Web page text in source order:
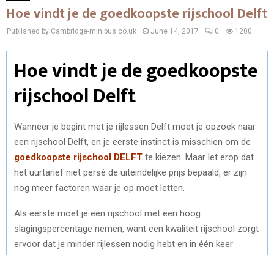
Hoe vindt je de goedkoopste rijschool Delft
Published by Cambridge-minibus.co.uk June 14, 2017 0 1200
Hoe vindt je de goedkoopste
rijschool Delft
Wanneer je begint met je rijlessen Delft moet je opzoek naar
een rijschool Delft, en je eerste instinct is misschien om de
goedkoopste rijschool DELFT te kiezen. Maar let erop dat
het uurtarief niet persé de uiteindelijke prijs bepaald, er zijn
nog meer factoren waar je op moet letten.
Als eerste moet je een rijschool met een hoog
slagingspercentage nemen, want een kwaliteit rijschool zorgt
ervoor dat je minder rijlessen nodig hebt en in één keer